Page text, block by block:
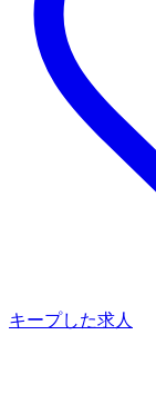
キープした求人